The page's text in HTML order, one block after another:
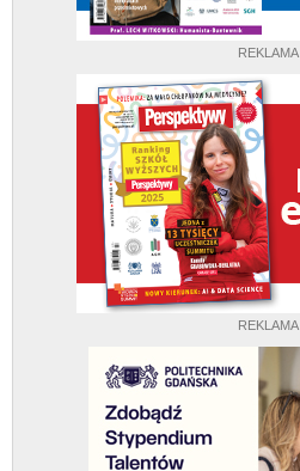
REKLAMA
REKLAMA